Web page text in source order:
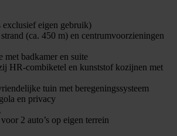
eigen gebruik)
(ca. 450 m) en centrumvoorzieningen
met badkamer en suite
HR-combiketel en kunststof kozijnen met
tuin met beregeningssysteem
en privacy
2 auto’s op eigen terrein